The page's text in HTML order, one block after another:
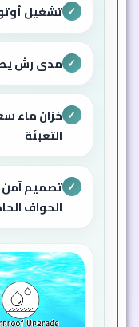
✓ تشغيل
✓ مدى رش يصل
✓
التعبئة
✓ تصميم آمن
الحواف